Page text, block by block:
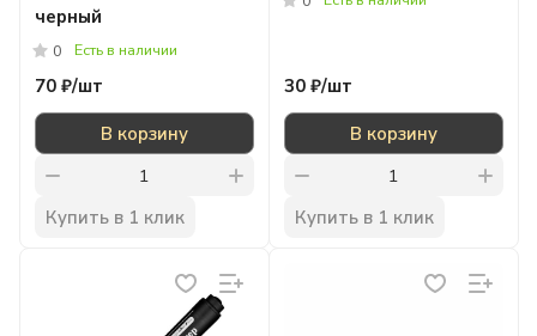
черный
0 Есть в наличии
70 ₽/шт
В корзину
Купить в 1 клик
30 ₽/шт
В корзину
Купить в 1 клик